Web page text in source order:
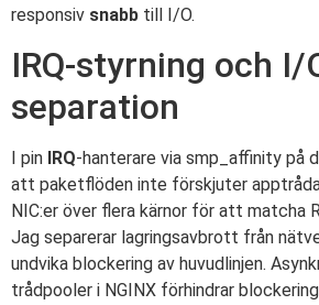
responsiv snabb till I/O.
IRQ-styrning och I/
separation
I pin IRQ-hanterare via smp_affinity på
att paketflöden inte förskjuter
NIC:er över flera kärnor för att matcha
Jag separerar lagringsavbrott från
undvika blockering av huvudlinjen.
trådpooler i NGINX förhindrar